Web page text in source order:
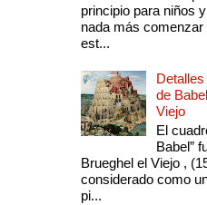
principio para niños
nada más
est...
de
Viejo
El
Babel”
Brueghel el Viejo ,
considerado como
pi...